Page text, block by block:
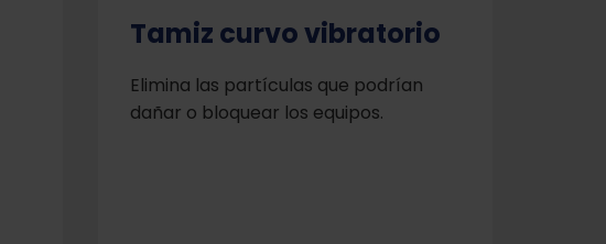
Tamiz curvo vibratorio
Elimina las partículas que podrían
dañar o bloquear los equipos.